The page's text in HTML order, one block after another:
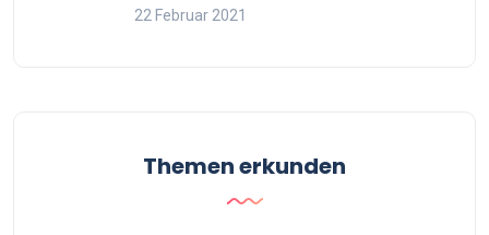
22 Februar 2021
Themen erkunden